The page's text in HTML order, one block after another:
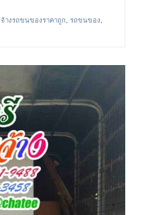
จ้างรถขนของราคาถูก รถขนของ